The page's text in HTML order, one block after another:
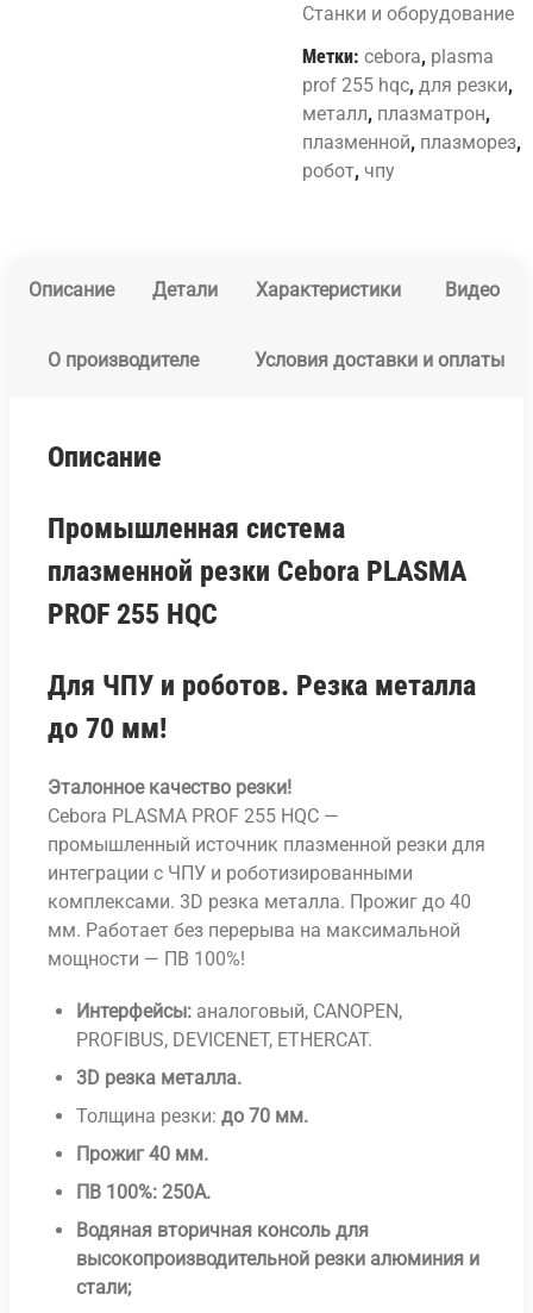
Станки и оборудование
Метки: cebora, plasma
prof 255 hqc, для резки,
металл, плазматрон,
плазменной, плазморез,
робот, чпу
Описание Детали Характеристики Видео
О производителе Условия доставки и оплаты
Описание
Промышленная система
плазменной резки Cebora PLASMA
PROF 255 HQC
Для ЧПУ и роботов. Резка металла
до 70 мм!
Эталонное качество резки!
Cebora PLASMA PROF 255 HQC —
промышленный источник плазменной резки для
интеграции с ЧПУ и роботизированными
комплексами. 3D резка металла. Прожиг до 40
мм. Работает без перерыва на максимальной
мощности — ПВ 100%!
Интерфейсы: аналоговый, CANOPEN,
PROFIBUS, DEVICENET, ETHERCAT.
3D резка металла.
Толщина резки: до 70 мм.
Прожиг 40 мм.
ПВ 100%: 250А.
Водяная вторичная консоль для
высокопроизводительной резки алюминия и
стали;